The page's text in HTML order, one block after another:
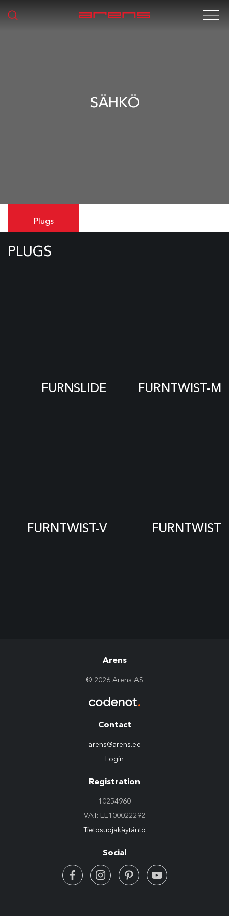
Plugs
SÄHKÖ
PLUGS
FURNSLIDE FURNTWIST-M
FURNTWIST-V FURNTWIST
Arens
© 2026 Arens AS
Contact
arens@arens.ee
Login
Registration
10254960
VAT: EE100022292
Tietosuojakäytäntö
Social